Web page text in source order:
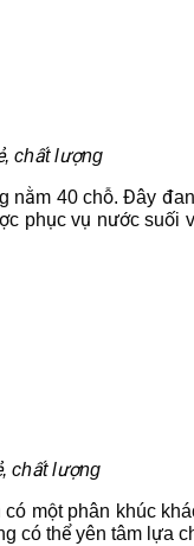
chất lượng
nằm 40 chỗ. Đây
phục vụ nước suối
chất lượng
một phân khúc
có thể yên tâm lựa